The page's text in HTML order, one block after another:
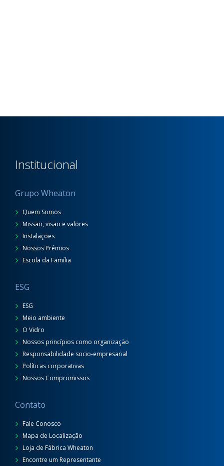
Institucional
Grupo Wheaton
Quem Somos
Missão, visão e valores
Instalações
Nossos Prêmios
Escola da Família
ESG
ESG
Meio ambiente
O Vidro
Nossos princípios como organização
Responsabilidade socio-empresarial
Políticas corporativas
Nossos Compromissos
Contato
Fale Conosco
Mapa de Localização
Loja de Fábrica Wheaton
Encontre um Representante